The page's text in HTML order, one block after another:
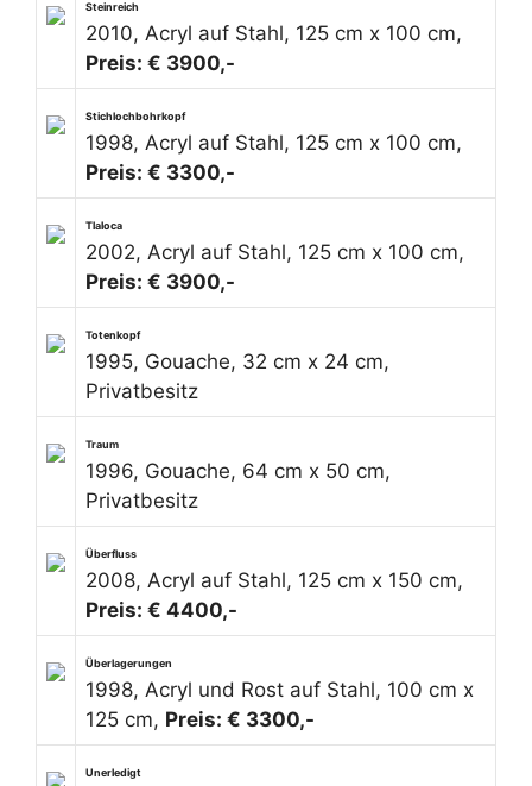
Steinreich
2010, Acryl auf Stahl, 125 cm x 100 cm,
Preis: € 3900,-
Stichlochbohrkopf
1998, Acryl auf Stahl, 125 cm x 100 cm,
Preis: € 3300,-
Tlaloca
2002, Acryl auf Stahl, 125 cm x 100 cm,
Preis: € 3900,-
Totenkopf
1995, Gouache, 32 cm x 24 cm,
Privatbesitz
Traum
1996, Gouache, 64 cm x 50 cm,
Privatbesitz
Überfluss
2008, Acryl auf Stahl, 125 cm x 150 cm,
Preis: € 4400,-
Überlagerungen
1998, Acryl und Rost auf Stahl, 100 cm x
125 cm, Preis: € 3300,-
Unerledigt